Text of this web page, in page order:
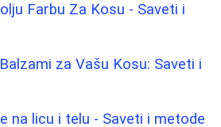
Farbu Za Kosu - Saveti i
za Vašu Kosu: Saveti i
na licu i telu - Saveti i metode